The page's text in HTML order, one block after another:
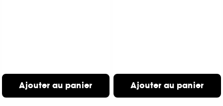
Ajouter au panier Ajouter au panier